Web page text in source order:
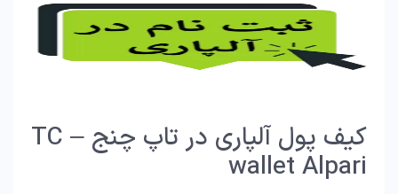
کیف پول آلپاری در تاپ چنج – TC
wallet Alpari